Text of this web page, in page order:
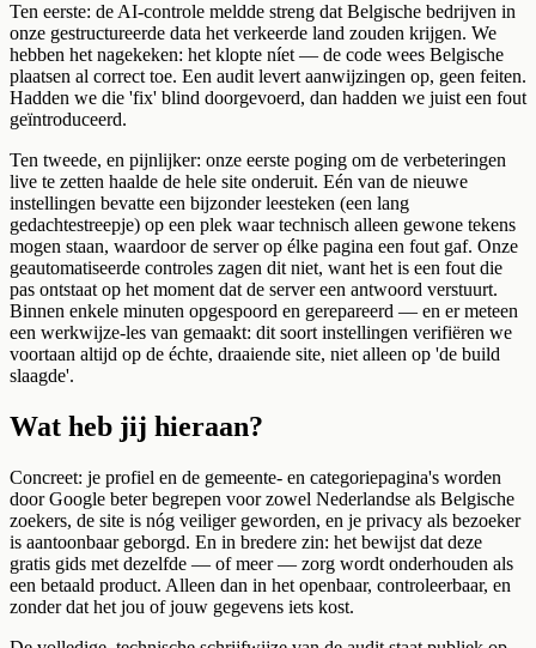
Ten eerste: de AI-controle meldde streng dat Belgische bedrijven in
onze gestructureerde data het verkeerde land zouden krijgen. We
hebben het nagekeken: het klopte níet — de code wees Belgische
plaatsen al correct toe. Een audit levert aanwijzingen op, geen feiten.
Hadden we die 'fix' blind doorgevoerd, dan hadden we juist een fout
geïntroduceerd.
Ten tweede, en pijnlijker: onze eerste poging om de verbeteringen
live te zetten haalde de hele site onderuit. Eén van de nieuwe
instellingen bevatte een bijzonder leesteken (een lang
gedachtestreepje) op een plek waar technisch alleen gewone tekens
mogen staan, waardoor de server op élke pagina een fout gaf. Onze
geautomatiseerde controles zagen dit niet, want het is een fout die
pas ontstaat op het moment dat de server een antwoord verstuurt.
Binnen enkele minuten opgespoord en gerepareerd — en er meteen
een werkwijze-les van gemaakt: dit soort instellingen verifiëren we
voortaan altijd op de échte, draaiende site, niet alleen op 'de build
slaagde'.
Wat heb jij hieraan?
Concreet: je profiel en de gemeente- en categoriepagina's worden
door Google beter begrepen voor zowel Nederlandse als Belgische
zoekers, de site is nóg veiliger geworden, en je privacy als bezoeker
is aantoonbaar geborgd. En in bredere zin: het bewijst dat deze
gratis gids met dezelfde — of meer — zorg wordt onderhouden als
een betaald product. Alleen dan in het openbaar, controleerbaar, en
zonder dat het jou of jouw gegevens iets kost.